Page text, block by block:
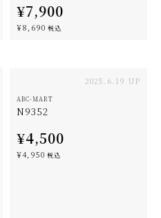
¥7,900
¥8,690 税込
2025.6.19 UP
ABC-MART
N9352
¥4,500
¥4,950 税込